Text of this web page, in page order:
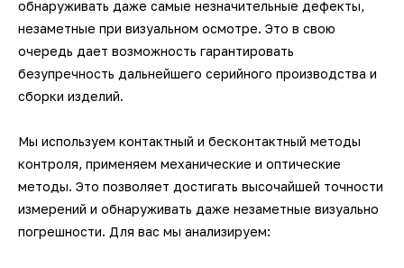
обнаруживать даже самые незначительные дефекты,
незаметные при визуальном осмотре. Это в свою
очередь дает возможность гарантировать
безупречность дальнейшего серийного производства и
сборки изделий.
Мы используем контактный и бесконтактный методы
контроля, применяем механические и оптические
методы. Это позволяет достигать высочайшей точности
измерений и обнаруживать даже незаметные визуально
погрешности. Для вас мы анализируем:
датчики
Техническое 3D-зрение
Программное обеспечение
Длиномеры
Системы фотограмметрии
Оптические измерительные
машины
Приборы для измерения профиля и
формы
3D-сканеры для трекеров
Беспроводные контактные щупы
трекеров
3D-сканеры для измерительных
рук
Аксессуары и оснастка для рук
Ручные 3D-сканеры ScanTech
Ручные 3D-сканеры Creaform
Ручные 3D-сканеры AM.TECH
Ручные 3D-сканеры ZG
Принадлежности для КИМ
Мультисенсорные измерительные
машины Unimetro
Фотограмметрические
измерительные системы V-STARS
Промышленные роботы KUKA
Автоматизированные станции
Hexagon
Автоматизированные станции
SCANOLOGY и ScanTech
Индивидуальные разработки по
кг
Транспортные платформы KUKA
3D-принтеры для печати гипсом
3D-принтеры для печати
3D-принтеры для печати
биоматериалами
SLM-принтеры Sisma
Kinematics
ПО BendingStudio
ПО PC-DMIS
ПО QUINDOS